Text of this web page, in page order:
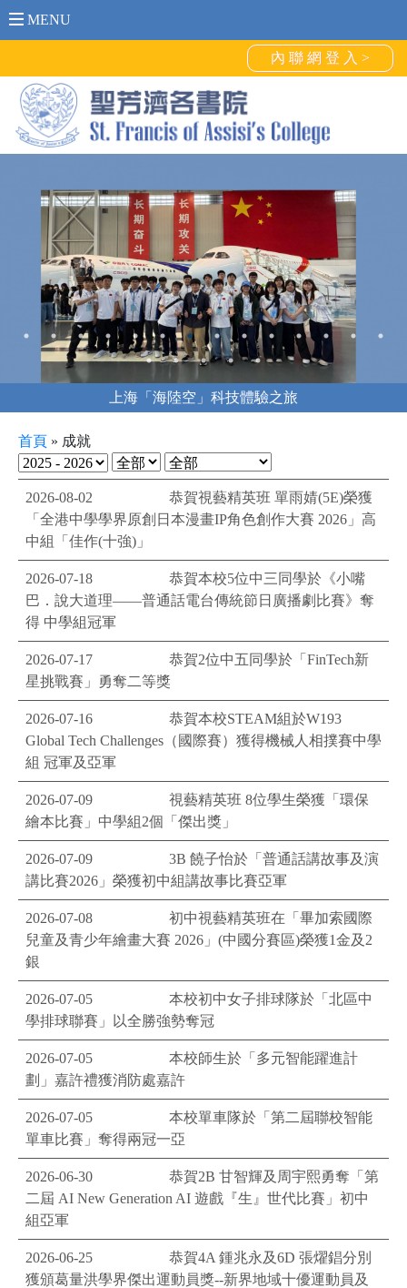
MENU
內 聯 網 登 入 >
上海「海陸空」科技體驗之旅
首頁 » 成就
2026-08-02
恭賀視藝精英班 單雨婧(5E)榮獲
「全港中學學界原創日本漫畫IP角色創作大賽 2026」高
中組「佳作(十強)」
2026-07-18
恭賀本校5位中三同學於《小嘴
巴．說大道理——普通話電台傳統節日廣播劇比賽》奪
得 中學組冠軍
2026-07-17
恭賀2位中五同學於「FinTech新
星挑戰賽」勇奪二等獎
2026-07-16
恭賀本校STEAM組於W193
Global Tech Challenges（國際賽）獲得機械人相撲賽中學
組 冠軍及亞軍
2026-07-09
視藝精英班 8位學生榮獲「環保
繪本比賽」中學組2個「傑出獎」
2026-07-09
3B 饒子怡於「普通話講故事及演
講比賽2026」榮獲初中組講故事比賽亞軍
2026-07-08
初中視藝精英班在「畢加索國際
兒童及青少年繪畫大賽 2026」(中國分賽區)榮獲1金及2
銀
2026-07-05
本校初中女子排球隊於「北區中
學排球聯賽」以全勝強勢奪冠
2026-07-05
本校師生於「多元智能躍進計
劃」嘉許禮獲消防處嘉許
2026-07-05
本校單車隊於「第二屆聯校智能
單車比賽」奪得兩冠一亞
2026-06-30
恭賀2B 甘智輝及周宇熙勇奪「第
二屆 AI New Generation AI 遊戲『生』世代比賽」初中
組亞軍
2026-06-25
恭賀4A 鍾兆永及6D 張燿錩分別
獲頒葛量洪學界傑出運動員獎--新界地域十優運動員及